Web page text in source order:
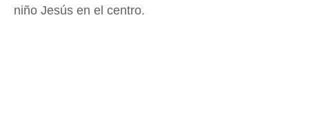
niño Jesús en el centro.